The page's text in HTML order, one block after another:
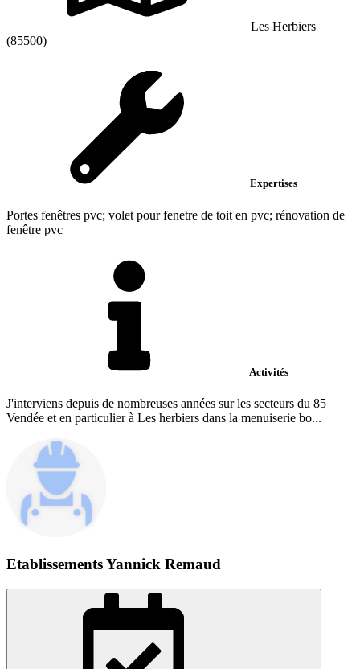
Les Herbiers
(85500)
Expertises
Portes fenêtres pvc; volet pour fenetre de toit en pvc; rénovation de
fenêtre pvc
Activités
J'interviens depuis de nombreuses années sur les secteurs du 85
Vendée et en particulier à Les herbiers dans la menuiserie bo...
Etablissements Yannick Remaud